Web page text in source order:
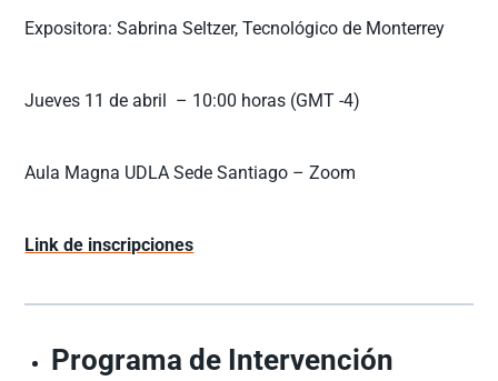
Expositora: Sabrina Seltzer, Tecnológico de Monterrey
Jueves 11 de abril – 10:00 horas (GMT -4)
Aula Magna UDLA Sede Santiago – Zoom
Link de inscripciones
Programa de Intervención